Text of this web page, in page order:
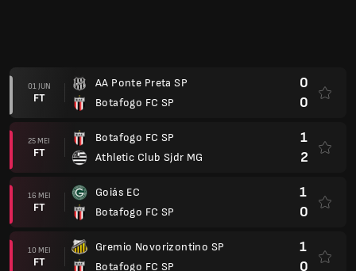
02 MEI
FT
Botafogo FC SP
Nautico PE
1
1
23 APR
FT
Cuiabá Esporte Clube
Botafogo FC SP
1
1
19 APR
FT
Botafogo FC SP
AC Goianiense
1
1
10 APR
FT
Criciuma EC SC
Botafogo FC SP
1
0